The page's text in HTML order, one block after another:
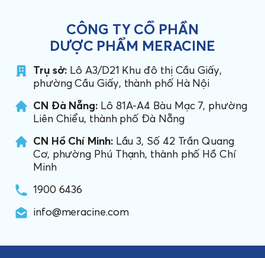
CÔNG TY CỔ PHẦN
DƯỢC PHẨM MERACINE
Trụ sở: Lô A3/D21 Khu đô thị Cầu Giấy,
phường Cầu Giấy, thành phố Hà Nội
CN Đà Nẵng: Lô 81A-A4 Bàu Mạc 7, phường
Liên Chiểu, thành phố Đà Nẵng
CN Hồ Chí Minh:Lầu 3, Số 42 Trần Quang
Cơ, phường Phú Thạnh, thành phố Hồ Chí
Minh
1900 6436
info@meracine.com